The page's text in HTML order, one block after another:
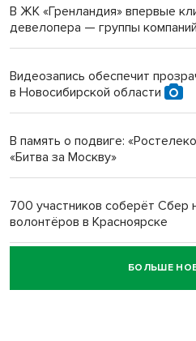
Инвалид получил условный
Новосибирский
Обновлённое отделение ВТБ
В ЖК «Гренландия» впервые
девелопера — группы
Видеозапись обеспечит
в Новосибирской области
В память о подвиге:
«Битва за Москву»
700 участников соберёт Сбер
волонтёров в Красноярске
Честный выбор:
объективность результатов
БОЛЬШЕ